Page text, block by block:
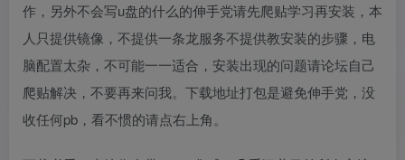
作，另外不会写u盘的什么的伸手党请先爬贴学习再安装，本
人只提供镜像，不提供一条龙服务不提供教安装的步骤，电
脑配置太杂，不可能一一适合，安装出现的问题请论坛自己
爬贴解决，不要再来问我。下载地址打包是避免伸手党，没
收任何pb，看不惯的请点右上角。